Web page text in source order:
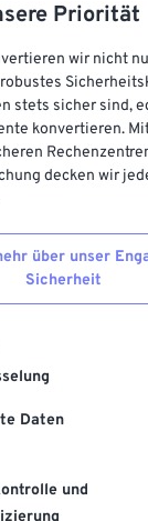
Priorität
wir nicht
stets sicher sind,
konvertieren.
decken wir
über unser
Sicherheit
Daten
und